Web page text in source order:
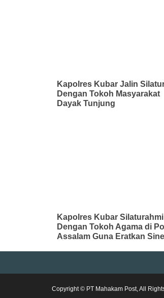
Kapolres Kubar Jalin
Dengan Tokoh Masyarakat
Dayak Tunjung
Kapolres Kubar Silaturahmi
Dengan Tokoh Agama di
Assalam Guna Eratkan
Copyright © PT Mahakam Post, All